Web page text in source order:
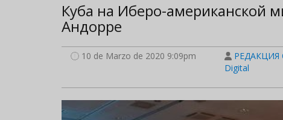
Куба на Иберо-американской
Андорре
10 de Marzo de 2020 9:09pm
РЕДАКЦИЯ
Digital